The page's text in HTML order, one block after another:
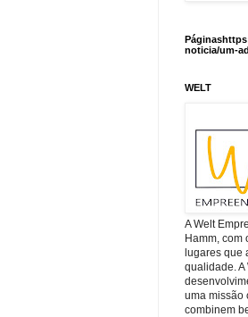
noticia/um-
WELT
A Welt
Hamm, com
lugares que
qualidade. A
uma missão
combinem